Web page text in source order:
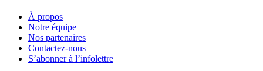
À propos
Notre équipe
Nos partenaires
Contactez-nous
S’abonner à l’infolettre